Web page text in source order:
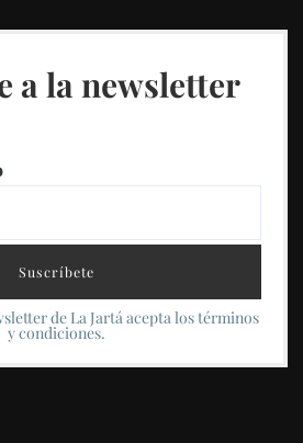
a la newsletter
de La Jartá acepta los términos
y condiciones.